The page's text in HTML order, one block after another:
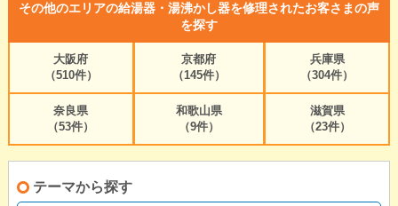
その他のエリアの給湯器・湯沸かし器を修理されたお客さまの声
を探す
大阪府
（510件）
京都府
（145件）
兵庫県
（304件）
奈良県
（53件）
和歌山県
（9件）
滋賀県
（23件）
テーマから探す